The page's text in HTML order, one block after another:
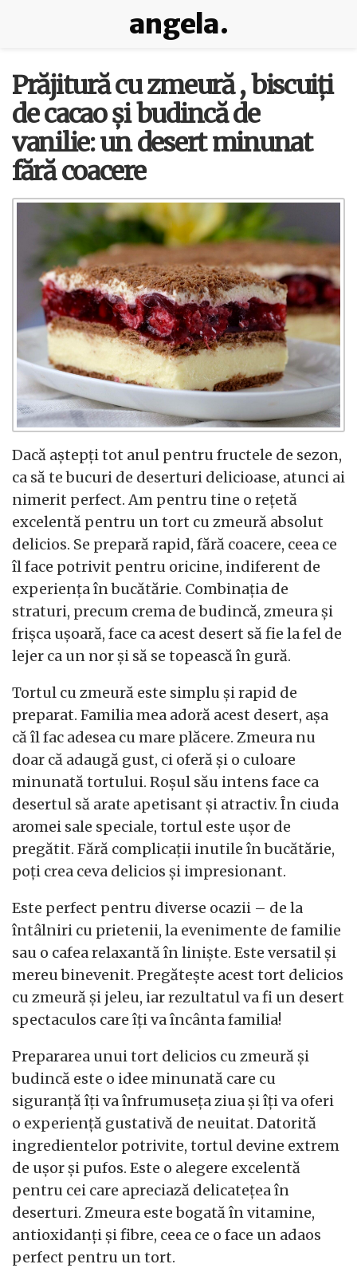
angela.
Prăjitură cu zmeură , biscuiți
de cacao și budincă de
vanilie: un desert minunat
fără coacere
Dacă aștepți tot anul pentru fructele de sezon,
ca să te bucuri de deserturi delicioase, atunci ai
nimerit perfect. Am pentru tine o rețetă
excelentă pentru un tort cu zmeură absolut
delicios. Se prepară rapid, fără coacere, ceea ce
îl face potrivit pentru oricine, indiferent de
experiența în bucătărie. Combinația de
straturi, precum crema de budincă, zmeura și
frișca ușoară, face ca acest desert să fie la fel de
lejer ca un nor și să se topească în gură.
Tortul cu zmeură este simplu și rapid de
preparat. Familia mea adoră acest desert, așa
că îl fac adesea cu mare plăcere. Zmeura nu
doar că adaugă gust, ci oferă și o culoare
minunată tortului. Roșul său intens face ca
desertul să arate apetisant și atractiv. În ciuda
aromei sale speciale, tortul este ușor de
pregătit. Fără complicații inutile în bucătărie,
poți crea ceva delicios și impresionant.
Este perfect pentru diverse ocazii – de la
întâlniri cu prietenii, la evenimente de familie
sau o cafea relaxantă în liniște. Este versatil și
mereu binevenit. Pregătește acest tort delicios
cu zmeură și jeleu, iar rezultatul va fi un desert
spectaculos care îți va încânta familia!
Prepararea unui tort delicios cu zmeură și
budincă este o idee minunată care cu
siguranță îți va înfrumuseța ziua și îți va oferi
o experiență gustativă de neuitat. Datorită
ingredientelor potrivite, tortul devine extrem
de ușor și pufos. Este o alegere excelentă
pentru cei care apreciază delicatețea în
deserturi. Zmeura este bogată în vitamine,
antioxidanți și fibre, ceea ce o face un adaos
perfect pentru un tort.